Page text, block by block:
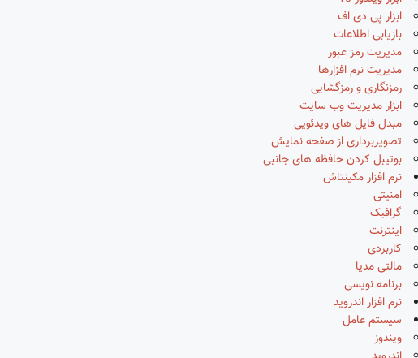
ابزار پی دی اف
بازیابی اطلاعات
مدیریت رمز عبور
مدیریت نرم افزارها
رمزنگاری و رمزگشایی
ابزار مدیریت وب سایت
مبدل فایل های ویدئویی
تصویربرداری از صفحه نمایش
بوتیبل کردن حافظه های جانبی
نرم افزار مکینتاش
امنیتی
گرافیک
اینترنت
کاربردی
مالتی مدیا
برنامه نویسی
نرم افزار اندروید
سیستم عامل
ویندوز